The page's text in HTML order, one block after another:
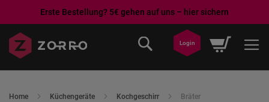
Erste Bestellung? 5€ gehen auf uns – hier sichern
zum
Mein
Login
Home Küchengeräte Kochgeschirr Bräter